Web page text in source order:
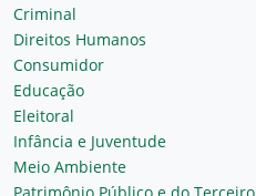
Criminal
Direitos Humanos
Consumidor
Educação
Eleitoral
Infância e Juventude
Meio Ambiente
Patrimônio Público e do Terceiro